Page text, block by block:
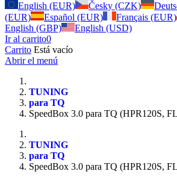
English (EUR)
Česky (CZK)
(EUR)
Español (EUR) Français (EUR)
English (GBP)
English (USD)
Ir al carrito0
Carrito Está vacío
Abrir el menú
TUNING
para TQ
SpeedBox 3.0 para TQ (HPR120S,
TUNING
para TQ
SpeedBox 3.0 para TQ (HPR120S,